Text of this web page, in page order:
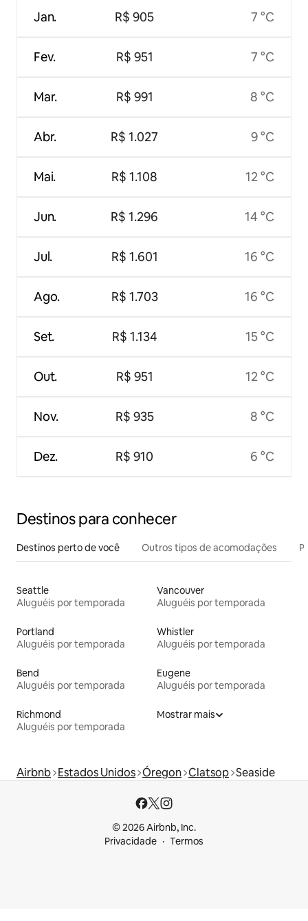
Jan.
Fev.
Mar.
Abr.
Mai.
Jun.
Jul.
Ago.
Set.
Out.
Nov.
Dez.
R$ 905
R$ 951
R$ 991
R$ 1.027
R$ 1.108
R$ 1.296
R$ 1.601
R$ 1.703
R$ 1.134
R$ 951
R$ 935
R$ 910
7 °C
7 °C
8 °C
9 °C
12 °C
14 °C
16 °C
16 °C
15 °C
12 °C
8 °C
6 °C
Destinos para conhecer
Destinos perto de você Outros tipos de acomodações
Seattle
Aluguéis por temporada
Vancouver
Aluguéis por temporada
Portland
Aluguéis por temporada
Whistler
Aluguéis por temporada
Bend
Aluguéis por temporada
Eugene
Aluguéis por temporada
Richmond
Aluguéis por temporada
Mostrar mais
Airbnb Estados Unidos Óregon Clatsop Seaside
© 2026 Airbnb, Inc.
Privacidade
Termos